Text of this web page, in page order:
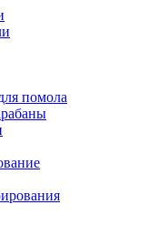
помола